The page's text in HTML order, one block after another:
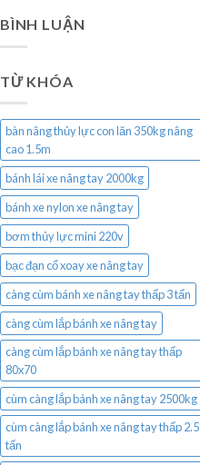
BÌNH LUẬN
TỪ KHÓA
bàn nâng thủy lực con lăn 350kg nâng
cao 1.5m
bánh lái xe nâng tay 2000kg
bánh xe nylon xe nâng tay
bơm thủy lực mini 220v
bạc đạn cổ xoay xe nâng tay
càng cùm bánh xe nâng tay thấp 3 tấn
càng cùm lắp bánh xe nâng tay
càng cùm lắp bánh xe nâng tay thấp
80x70
cùm càng lắp bánh xe nâng tay 2500kg
cùm càng lắp bánh xe nâng tay thấp 2.5
tấn